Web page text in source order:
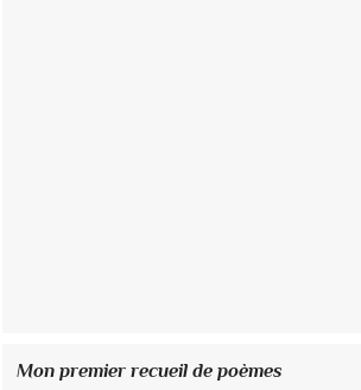
Mon premier recueil de poèmes